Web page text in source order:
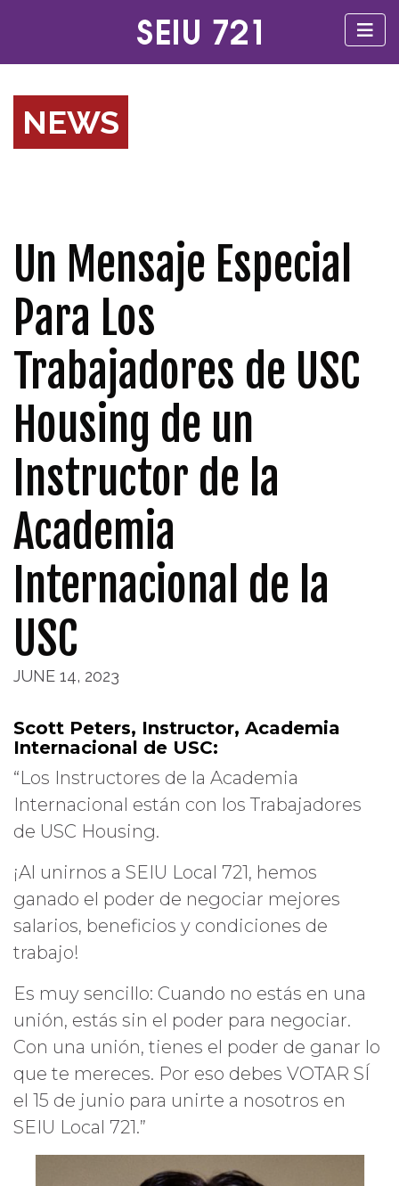
NEWS
Un Mensaje Especial
Para Los
Trabajadores de USC
Housing de un
Instructor de la
Academia
Internacional de la
USC
JUNE 14, 2023
Scott Peters, Instructor, Academia
Internacional de USC:
“Los Instructores de la Academia
Internacional están con los Trabajadores
de USC Housing.
¡Al unirnos a SEIU Local 721, hemos
ganado el poder de negociar mejores
salarios, beneficios y condiciones de
trabajo!
Es muy sencillo: Cuando no estás en una
unión, estás sin el poder para negociar.
Con una unión, tienes el poder de ganar lo
que te mereces. Por eso debes VOTAR SÍ
el 15 de junio para unirte a nosotros en
SEIU Local 721.”